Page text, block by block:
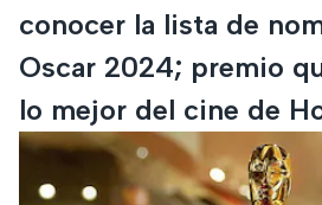
conocer la lista de
Oscar 2024; premio
lo mejor del cine de